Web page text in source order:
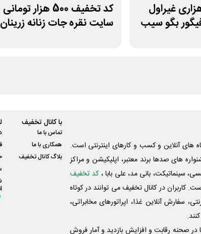
تخفیف 800 هزاری غیراول
بگو سیب
کد تخفیف 500 هزار تومانی
سایت نقره جات زنانه زرینان
های آنلاین و کسب و‌ کارهای اینترنتی است.
های صدها برند معتبر، اپلیکیشن و مراکز
سینماتیکت، بانی مد، علی‌ بابا ، کد تخفیف
کاربران در کانال تخفیف می توانند در کوتاه
سفارش آنلاین غذا، اپراتورهای مخابراتی،
در صحنه رقابت و افزایش بازدید و آمار فروش
با کانال تخفیف
تماس با ما
همکاری با ما
بلاگ کانال تخفیف